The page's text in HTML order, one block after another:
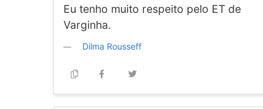
Eu tenho muito respeito pelo ET de
Varginha.
Dilma Rousseff